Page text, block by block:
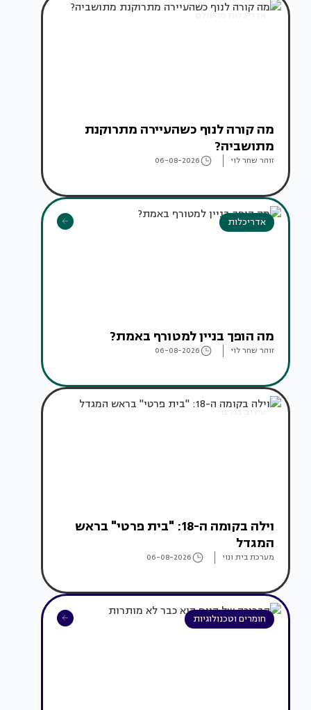
אדריכלות מהעולם
מה קורה לנוף כשהעיירה מתרוקנת
מתושביה?
זוהר שחר לוי 06-08-2026
אדריכלות
מה הופך בניין למטורף באמת?
זוהר שחר לוי 06-08-2026
עיצוב בתים
וילה בקומה ה-18: "בית פרטי" בראש
המגדל
מערכת בית ונוי 06-08-2026
חומרים וטכנולוגיות